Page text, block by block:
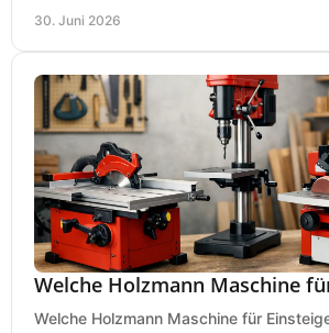
30. Juni 2026
Welche Holzmann Maschine
Welche Holzmann Maschine für